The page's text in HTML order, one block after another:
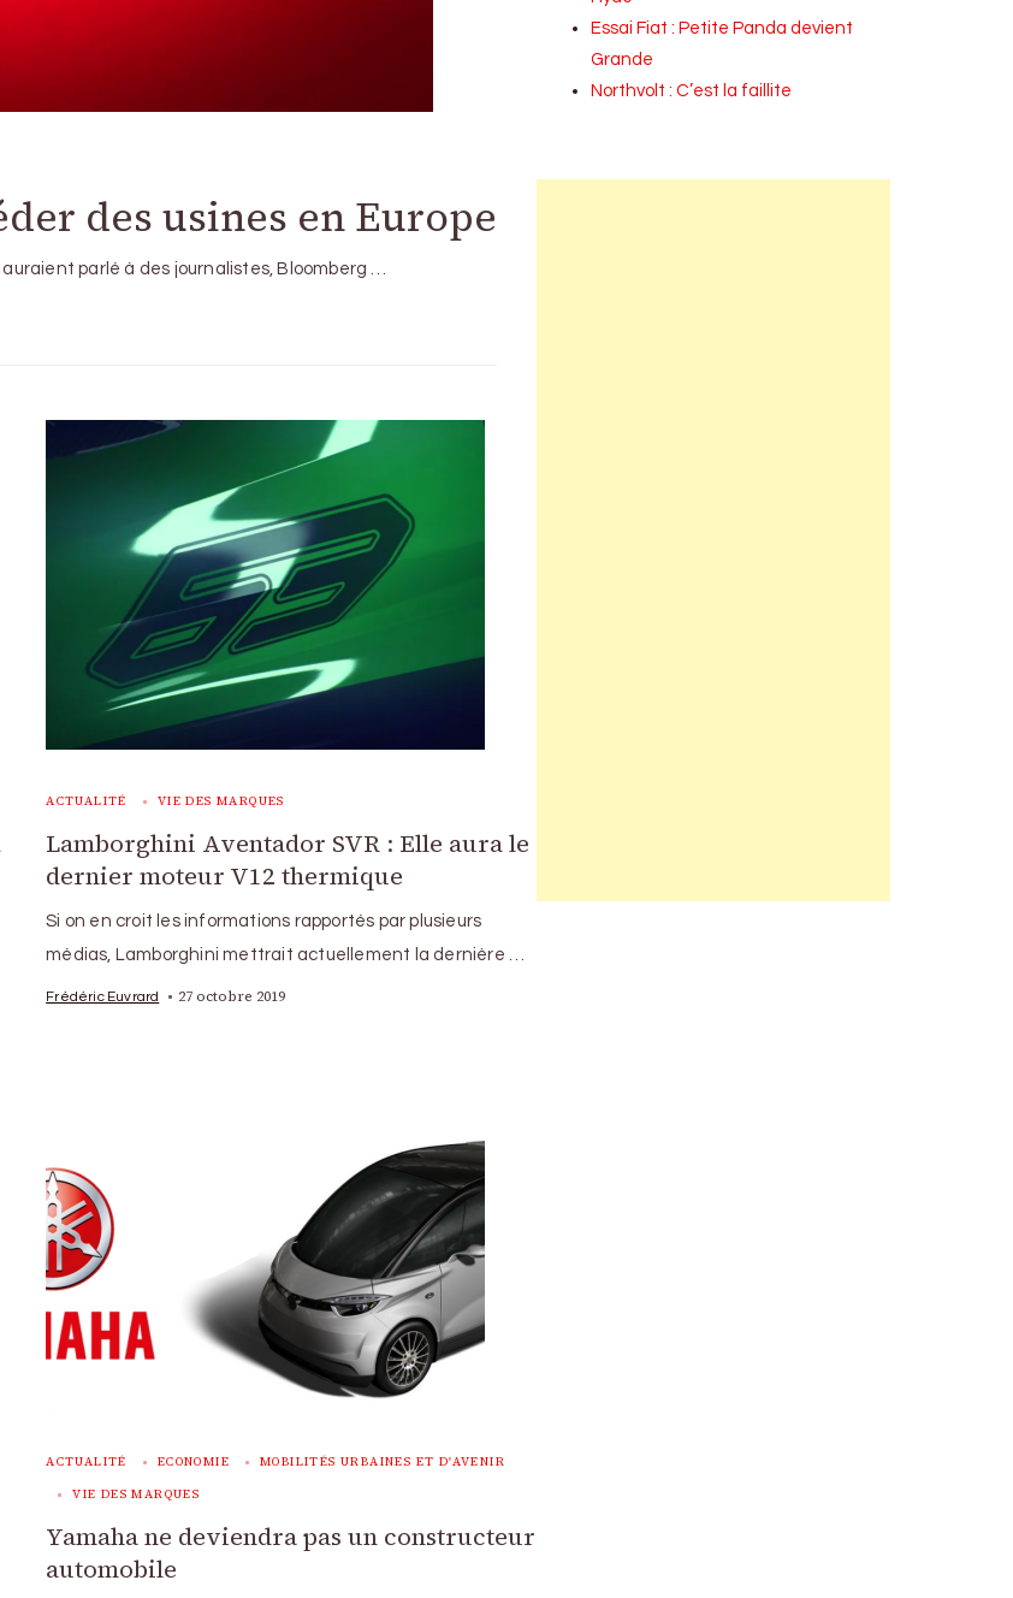
des usines en Europe
parlé à des journalistes, Bloomberg …
ACTUALITÉ VIE DES MARQUES
Lamborghini Aventador SVR : Elle aura le
dernier moteur V12 thermique
Si on en croit les informations rapportés par plusieurs
médias, Lamborghini mettrait actuellement la dernière …
Frédéric Euvrard 27 octobre 2019
ACTUALITÉ ECONOMIE MOBILITÉS URBAINES ET D'AVENIR
VIE DES MARQUES
Yamaha ne deviendra pas un constructeur
automobile
Essai Fiat : Petite Panda devient
Grande
Northvolt : C’est la faillite